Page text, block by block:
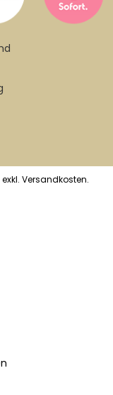
Versandkosten.